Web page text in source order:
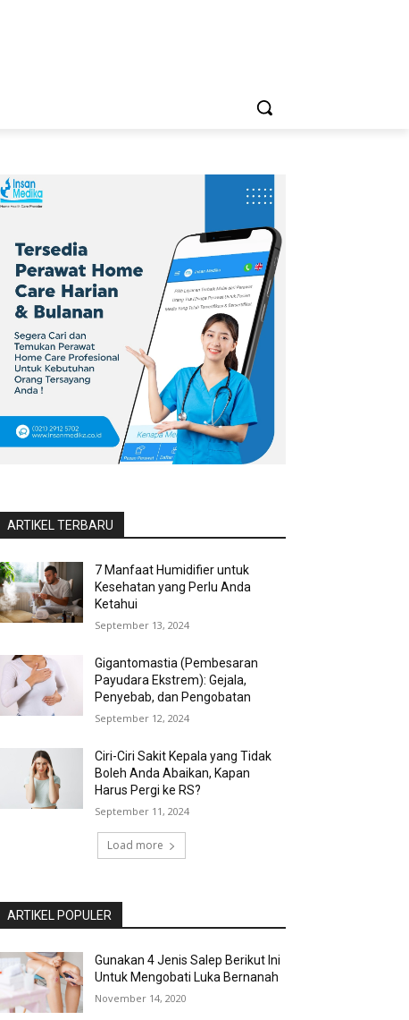
ARTIKEL TERBARU
7 Manfaat Humidifier untuk
Kesehatan yang Perlu Anda
Ketahui
September 13, 2024
Gigantomastia (Pembesaran
Payudara Ekstrem): Gejala,
Penyebab, dan Pengobatan
September 12, 2024
Ciri-Ciri Sakit Kepala yang Tidak
Boleh Anda Abaikan, Kapan
Harus Pergi ke RS?
September 11, 2024
Load more
ARTIKEL POPULER
Gunakan 4 Jenis Salep Berikut Ini
Untuk Mengobati Luka Bernanah
November 14, 2020